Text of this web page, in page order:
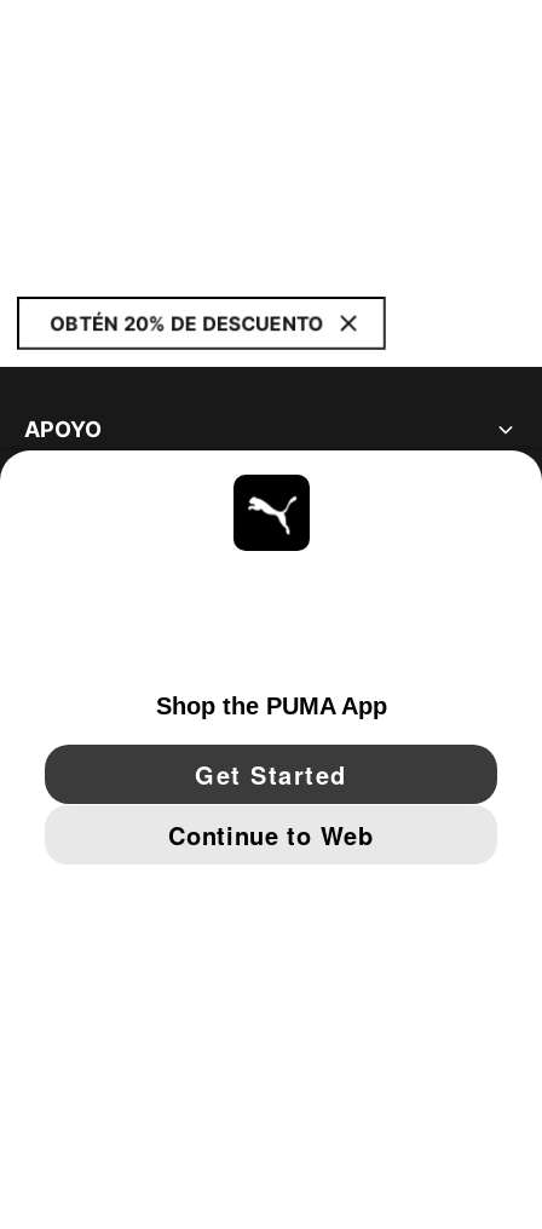
OBTÉN 20% DE DESCUENTO
APOYO
YouTube Twitter Pinterest
IMPRINT AND LEGAL DATA